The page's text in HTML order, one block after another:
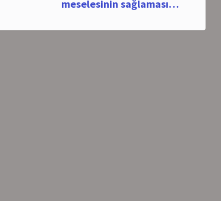
meselesinin sağlaması…